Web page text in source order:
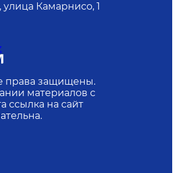
улица Камарнисо, 1
права защищены.
материалов с
ссылка на сайт